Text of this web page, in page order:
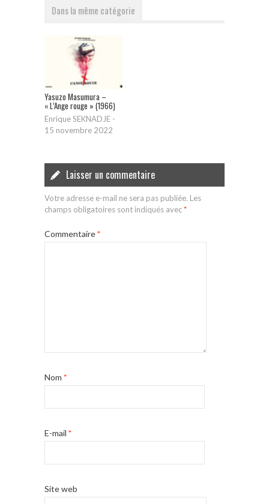
Dans la même catégorie
Yasuzo Masumura –
« L’Ange rouge » (1966)
Enrique SEKNADJE -
15 novembre 2022
Laisser un commentaire
Votre adresse e-mail ne sera pas publiée. Les
champs obligatoires sont indiqués avec*
Commentaire*
Nom *
E-mail *
Site web